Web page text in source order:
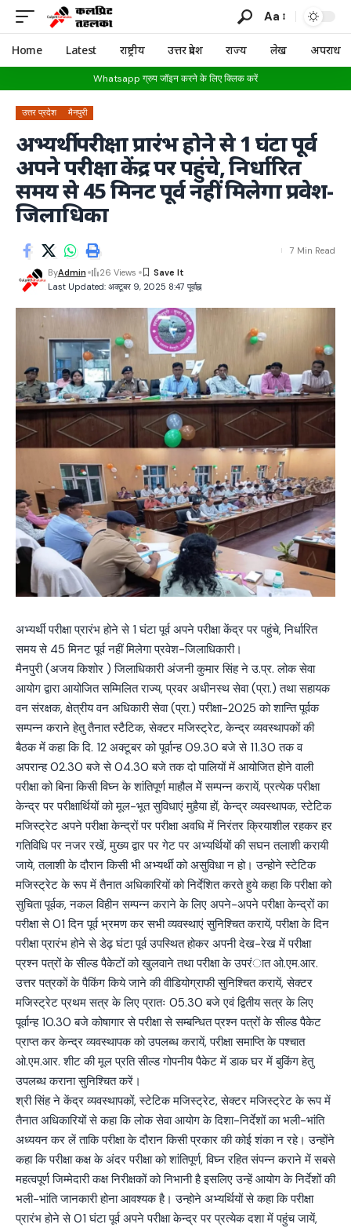
Aa
Home Latest राष्ट्रीय उत्तर प्रदेश राज्य लेख अपराध
Whatsapp ग्रुप जॉइन करने के लिए क्लिक करें
उत्तर प्रदेश मैनपुरी
अभ्यर्थी परीक्षा प्रारंभ होने से 1 घंटा पूर्व
अपने परीक्षा केंद्र पर पहुंचे, निर्धारित
समय से 45 मिनट पूर्व नहीं मिलेगा प्रवेश-
जिलाधिका
Last Updated: अक्टूबर 9, 2025 8:47 पूर्वाह्न
ByAdmin 26 Views
7 Min Read
अभ्यर्थी परीक्षा प्रारंभ होने से 1 घंटा पूर्व अपने परीक्षा केंद्र पर पहुंचे, निर्धारित
समय से 45 मिनट पूर्व नहीं मिलेगा प्रवेश-जिलाधिकारी।
मैनपुरी (अजय किशोर ) जिलाधिकारी अंजनी कुमार सिंह ने उ.प्र. लोक सेवा
आयोग द्वारा आयोजित सम्मिलित राज्य, प्रवर अधीनस्थ सेवा (प्रा.) तथा सहायक
वन संरक्षक, क्षेत्रीय वन अधिकारी सेवा (प्रा.) परीक्षा-2025 को शान्ति पूर्वक
सम्पन्न कराने हेतु तैनात स्टैटिक, सेक्टर मजिस्ट्रेट, केन्द्र व्यवस्थापकों की
बैठक में कहा कि दि. 12 अक्टूबर को पूर्वान्ह 09.30 बजे से 11.30 तक व
अपरान्ह 02.30 बजे से 04.30 बजे तक दो पालियों में आयोजित होने वाली
परीक्षा को बिना किसी विघ्न के शांतिपूर्ण माहौल मेें सम्पन्न करायें, प्रत्येक परीक्षा
केन्द्र पर परीक्षार्थियों को मूल-भूत सुविधाएं मुहैया हों, केन्द्र व्यवस्थापक, स्टेटिक
मजिस्ट्रेट अपने परीक्षा केन्द्रों पर परीक्षा अवधि में निरंतर क्रियाशील रहकर हर
गतिविधि पर नजर रखें, मुख्य द्वार पर गेट पर अभ्यर्थियों की सघन तलाशी करायी
जाये, तलाशी के दौरान किसी भी अभ्यर्थी को असुविधा न हो। उन्होने स्टेटिक
मजिस्ट्रेट के रूप में तैनात अधिकारियों को निर्देशित करते हुये कहा कि परीक्षा को
सुचिता पूर्वक, नकल विहीन सम्पन्न कराने के लिए अपने-अपने परीक्षा केन्द्रों का
परीक्षा से 01 दिन पूर्व भ्रमण कर सभी व्यवस्थाएं सुनिश्चित करायें, परीक्षा के दिन
परीक्षा प्रारंभ होने से डेढ़ घंटा पूर्व उपस्थित होकर अपनी देख-रेख में परीक्षा
प्रश्न पत्रों के सील्ड पैकेटों को खुलवाने तथा परीक्षा के उपरंात ओ.एम.आर.
उत्तर पत्रकों के पैकिंग किये जाने की वीडियोग्राफी सुनिश्चित करायें, सेक्टर
मजिस्ट्रेट प्रथम सत्र के लिए प्रातः 05.30 बजे एवं द्वितीय सत्र के लिए
पूर्वान्ह 10.30 बजे कोषागार से परीक्षा से सम्बन्धित प्रश्न पत्रों के सील्ड पैकेट
प्राप्त कर केन्द्र व्यवस्थापक को उपलब्ध करायें, परीक्षा समाप्ति के पश्चात
ओ.एम.आर. शीट की मूल प्रति सील्ड गोपनीय पैकेट में डाक घर में बुकिंग हेतु
उपलब्ध कराना सुनिश्चित करें।
श्री सिंह ने केंद्र व्यवस्थापकों, स्टेटिक मजिस्ट्रेट, सेक्टर मजिस्ट्रेट के रूप में
तैनात अधिकारियों से कहा कि लोक सेवा आयोग के दिशा-निर्देशों का भली-भांति
अध्ययन कर लें ताकि परीक्षा के दौरान किसी प्रकार की कोई शंका न रहे। उन्होंने
कहा कि परीक्षा कक्ष के अंदर परीक्षा को शांतिपूर्ण, विघ्न रहित संपन्न कराने में सबसे
महत्वपूर्ण जिम्मेदारी कक्ष निरीक्षकों को निभानी है इसलिए उन्हें आयोग के निर्देशों की
भली-भांति जानकारी होना आवश्यक है। उन्होने अभ्यर्थियों से कहा कि परीक्षा
प्रारंभ होने से 01 घंटा पूर्व अपने परीक्षा केन्द्र पर प्रत्येक दशा में पहुंच जायें,